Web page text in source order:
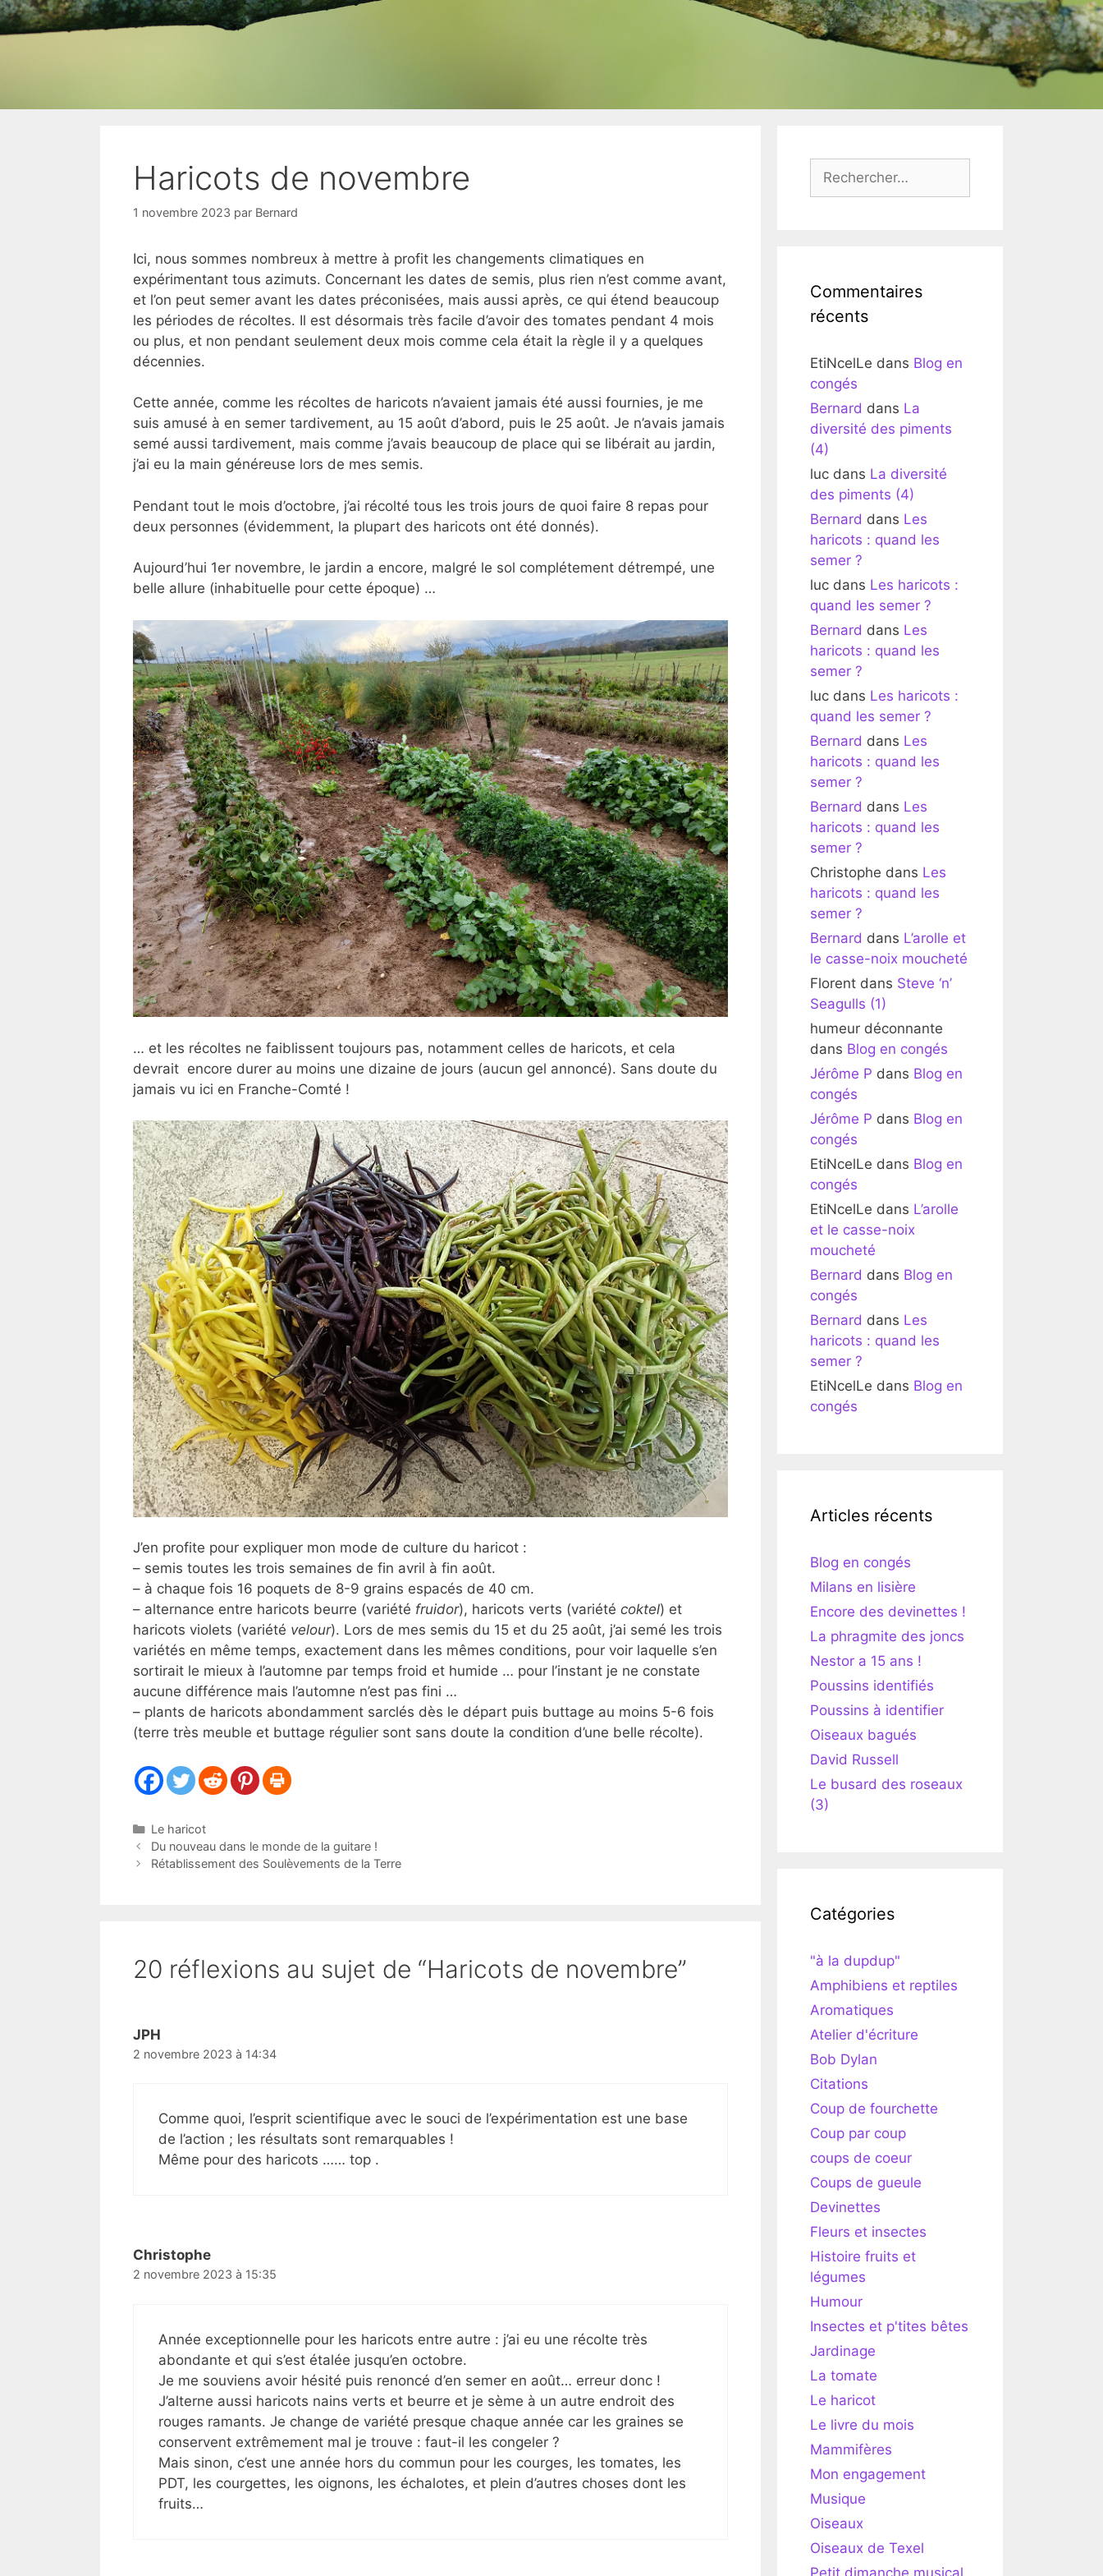
Haricots de novembre
1 novembre 2023 par Bernard
Ici, nous sommes nombreux à mettre à profit les changements climatiques en
expérimentant tous azimuts. Concernant les dates de semis, plus rien n’est comme avant,
et l’on peut semer avant les dates préconisées, mais aussi après, ce qui étend beaucoup
les périodes de récoltes. Il est désormais très facile d’avoir des tomates pendant 4 mois
ou plus, et non pendant seulement deux mois comme cela était la règle il y a quelques
décennies.
Cette année, comme les récoltes de haricots n’avaient jamais été aussi fournies, je me
suis amusé à en semer tardivement, au 15 août d’abord, puis le 25 août. Je n’avais jamais
semé aussi tardivement, mais comme j’avais beaucoup de place qui se libérait au jardin,
j’ai eu la main généreuse lors de mes semis.
Pendant tout le mois d’octobre, j’ai récolté tous les trois jours de quoi faire 8 repas pour
deux personnes (évidemment, la plupart des haricots ont été donnés).
Aujourd’hui 1er novembre, le jardin a encore, malgré le sol complétement détrempé, une
belle allure (inhabituelle pour cette époque) …
… et les récoltes ne faiblissent toujours pas, notamment celles de haricots, et cela
devrait encore durer au moins une dizaine de jours (aucun gel annoncé). Sans doute du
jamais vu ici en Franche-Comté !
J’en profite pour expliquer mon mode de culture du haricot :
– semis toutes les trois semaines de fin avril à fin août.
– à chaque fois 16 poquets de 8-9 grains espacés de 40 cm.
– alternance entre haricots beurre (variété fruidor), haricots verts (variété coktel) et
haricots violets (variété velour). Lors de mes semis du 15 et du 25 août, j’ai semé les trois
variétés en même temps, exactement dans les mêmes conditions, pour voir laquelle s’en
sortirait le mieux à l’automne par temps froid et humide … pour l’instant je ne constate
aucune différence mais l’automne n’est pas fini …
– plants de haricots abondamment sarclés dès le départ puis buttage au moins 5-6 fois
(terre très meuble et buttage régulier sont sans doute la condition d’une belle récolte).
Catégories
Le haricot
Du nouveau dans le monde de la guitare !
Rétablissement des Soulèvements de la Terre
20 réflexions au sujet de “Haricots de novembre”
JPH
2 novembre 2023 à 14:34
Comme quoi, l’esprit scientifique avec le souci de l’expérimentation est une base
de l’action ; les résultats sont remarquables !
Même pour des haricots …… top .
Christophe
2 novembre 2023 à 15:35
Année exceptionnelle pour les haricots entre autre : j’ai eu une récolte très
abondante et qui s’est étalée jusqu’en octobre.
Je me souviens avoir hésité puis renoncé d’en semer en août… erreur donc !
J’alterne aussi haricots nains verts et beurre et je sème à un autre endroit des
rouges ramants. Je change de variété presque chaque année car les graines se
conservent extrêmement mal je trouve : faut-il les congeler ?
Mais sinon, c’est une année hors du commun pour les courges, les tomates, les
PDT, les courgettes, les oignons, les échalotes, et plein d’autres choses dont les
fruits…
Commentaires
récents
EtiNcelLe dans Blog en
congés
Bernard dans La
diversité des piments
(4)
luc dans La diversité
des piments (4)
Bernard dans Les
haricots : quand les
semer ?
luc dans Les haricots :
quand les semer ?
Bernard dans Les
haricots : quand les
semer ?
luc dans Les haricots :
quand les semer ?
Bernard dans Les
haricots : quand les
semer ?
Bernard dans Les
haricots : quand les
semer ?
Christophe dans Les
haricots : quand les
semer ?
Bernard dans L’arolle et
le casse-noix moucheté
Florent dans Steve ‘n’
Seagulls (1)
humeur déconnante
dans Blog en congés
Jérôme P dans Blog en
congés
Jérôme P dans Blog en
congés
EtiNcelLe dans Blog en
congés
EtiNcelLe dans L’arolle
et le casse-noix
moucheté
Bernard dans Blog en
congés
Bernard dans Les
haricots : quand les
semer ?
EtiNcelLe dans Blog en
congés
Articles récents
Blog en congés
Milans en lisière
Encore des devinettes !
La phragmite des joncs
Nestor a 15 ans !
Poussins identifiés
Poussins à identifier
Oiseaux bagués
David Russell
Le busard des roseaux
(3)
Catégories
"à la dupdup"
Amphibiens et reptiles
Aromatiques
Atelier d'écriture
Bob Dylan
Citations
Coup de fourchette
Coup par coup
coups de coeur
Coups de gueule
Devinettes
Fleurs et insectes
Histoire fruits et
légumes
Humour
Insectes et p'tites bêtes
Jardinage
La tomate
Le haricot
Le livre du mois
Mammifères
Mon engagement
Musique
Oiseaux
Oiseaux de Texel
Petit dimanche musical